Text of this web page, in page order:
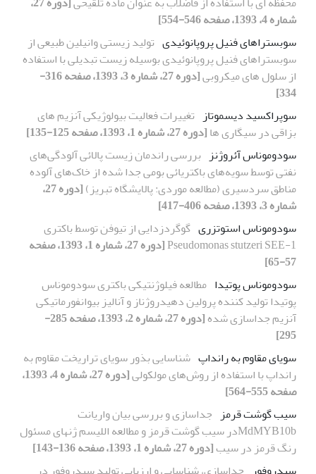
شماره 4، 1393، صفحه 546-554]
سوبستراهای فنیل پروپانوئیدی تولید زیستی وانیلین طبیعی از
سوبستراهای فنیل پروپانوئیدی بوسیله زیست تبدیلی با استفاده
از سلول های میکروبی
[دوره 27، شماره 3، 1393، صفحه 316-
334]
سوپراکسید دیسموتاز تغییرات فعالیت بیولوژیکی آنزیم های
بزاقی در سیگاری ها[دوره 27، شماره 1، 1393، صفحه 125-135]
سودوموناس آئروژنز بررسی راندمان زیست پالائی آلودگی‌های
نفتی توسط سویه‌های باکتریائی بومی جدا‌ شده از خاک‌های آلوده
مناطق سردسیری (مطالعه موردی: پالایشگاه تبریز)
[دوره 27،
شماره 3، 1393، صفحه 406-417]
سودوموناس استوتزری گوگردزدایی از تیوفن توسط باکتری
Pseudomonas stutzeri SEE-1
[دوره 27، شماره 1، 1393، صفحه
57-65]
سودوموناس پوتیدا مطالعه فیلوژنتیکی باکتری سودوموناس
پوتیدا تولید کننده پرولین دهیدروژناز و آنالیز بیوانفورماتیکی
آنزیم جداسازی شده
[دوره 27، شماره 2، 1393، صفحه 285-
295]
سویای مقاوم به رانداپ شناسایی بذور سویای تراریخت مقاوم به
رانداپ با استفاده از روش‌های مولکولی
[دوره 27، شماره 4، 1393،
صفحه 555-564]
سیب گوشت قرمز جداسازی و بررسی بیان واریانت
MdMYB10bدر سیب گوشت قرمز و مطالعه اللیسم ژنهای مسئول
رنگ قرمز در سیب[دوره 27، شماره 1، 1393، صفحه 136-143]